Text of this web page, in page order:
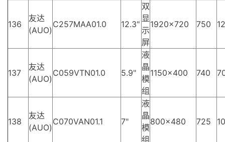
136
友达
(AUO)
C257MAA01.0 12.3"
双
显
示
屏
1920×720 750
137
友达
(AUO)
C059VTN01.0 5.9"
液
晶
模
组
1150×400 740
138
友达
(AUO)
C070VAN01.1 7"
液
晶
模
组
800×480 725